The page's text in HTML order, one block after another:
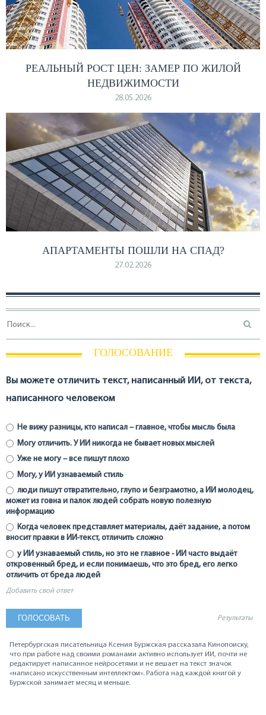
РЕАЛЬНЫЙ РОСТ ЦЕН: ЗАМЕР ПО ЖИЛОЙ
НЕДВИЖИМОСТИ
28.05.2026
АПАРТАМЕНТЫ ПОШЛИ НА СПАД?
27.02.2026
ГОЛОСОВАНИЕ
Вы можете отличить текст, написанный ИИ, от текста,
написанного человеком
Не вижу разницы, кто написал – главное, чтобы мысль была
Могу отличить. У ИИ никогда не бывает новых мыслей
Уже не могу – все пишут плохо
Могу, у ИИ узнаваемый стиль
люди пишут отвратительно, глупо и безграмотно, а ИИ молодец,
может из говна и палок людей собрать новую полезную
информацию
Когда человек представляет материалы, даёт задание, а потом
вносит правки в ИИ-текст, отличить сложно
у ИИ узнаваемый стиль, но это не главное - ИИ часто выдаёт
откровенный бред, и если понимаешь, что это бред, его легко
отличить от бреда людей
Добавить свой ответ
Результаты
Петербургская писательница Ксения Буржская рассказала Кинопоиску,
что при работе над своими романами активно использует ИИ, почти не
редактирует написанное нейросетями и не вешает на текст значок
«написано искусственным интеллектом». Работа над каждой книгой у
Буржской занимает месяц и меньше.